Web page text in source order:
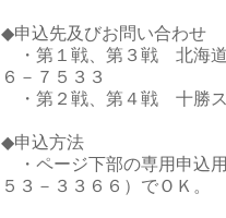
◆申込先及びお問い合わせ
・第１戦、第３戦 北海
６－７５３３
・第２戦、第４戦 十勝
◆申込方法
・ページ下部の専用申込
５３－３３６６）でＯＫ。